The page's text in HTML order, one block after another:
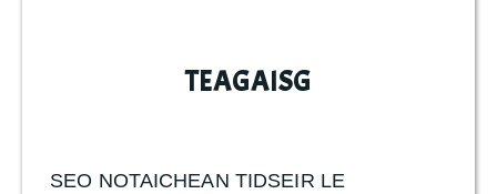
TEAGAISG
SEO NOTAICHEAN TIDSEIR LE